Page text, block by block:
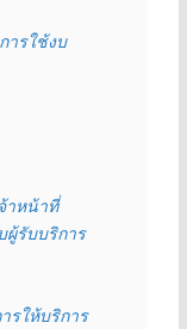
ารใช้งบ
าหน้าที่
ผู้รับบริการ
รให้บริการ